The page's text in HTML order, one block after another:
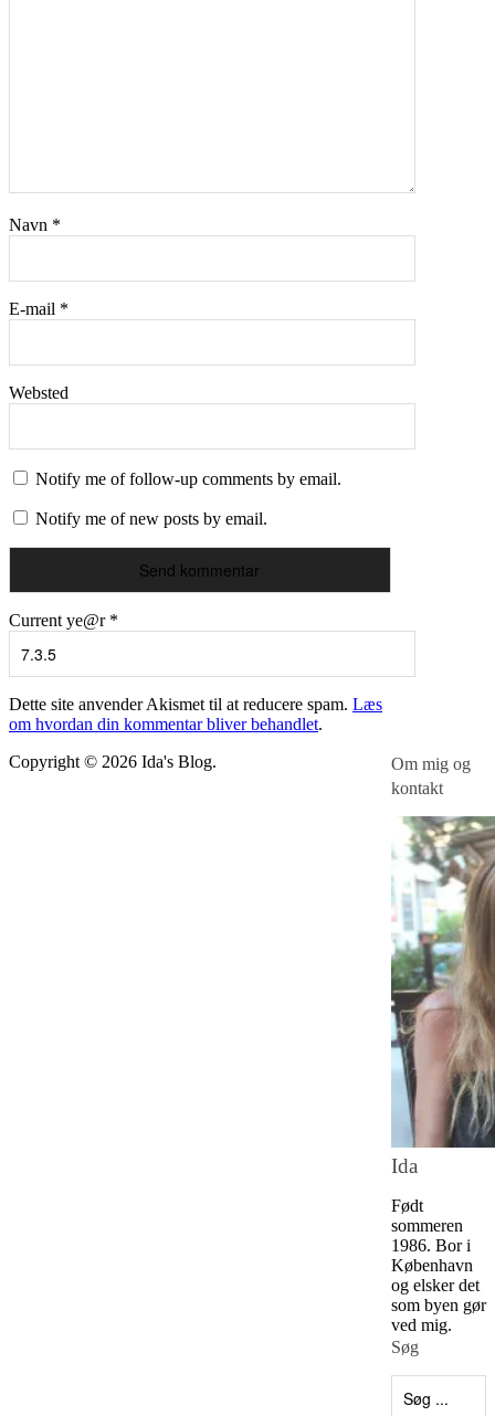
Navn *
E-mail *
Websted
Notify me of follow-up comments by email.
Notify me of new posts by email.
Current ye@r *
Dette site anvender Akismet til at reducere spam. Læs
om hvordan din kommentar bliver behandlet.
Om mig og
kontakt
Ida
Født
sommeren
1986. Bor i
København
og elsker det
som byen gør
ved mig.
Søg
Copyright © 2026 Ida's Blog.